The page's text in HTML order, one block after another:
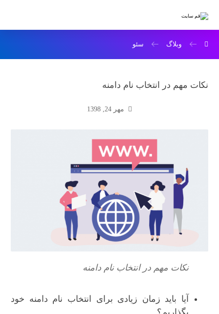
وبلاگ سئو
نکات مهم در انتخاب نام دامنه
مهر 24, 1398
نکات مهم در انتخاب نام دامنه
آیا باید زمان زیادی برای انتخاب نام دامنه خود
بگذاریم؟